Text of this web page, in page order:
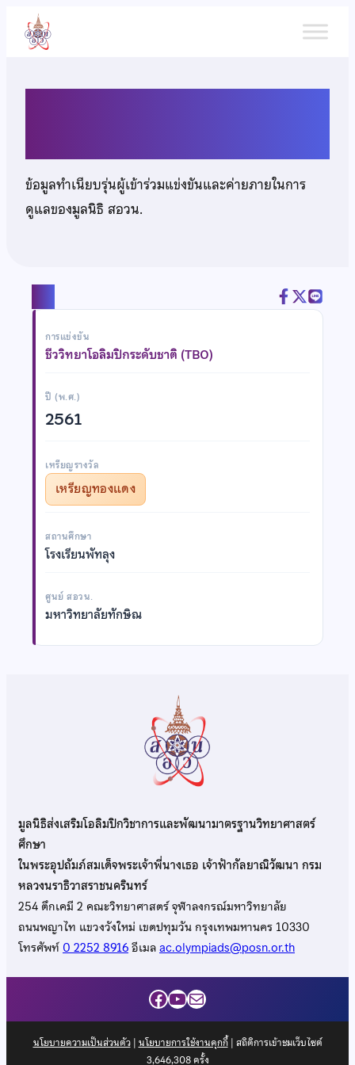
เนื้อหา
ข้อมูลทำเนียบรุ่นผู้เข้าร่วมแข่งขันและค่ายภายในการ
ดูแลของมูลนิธิ สอวน.
การแข่งขัน
ชีววิทยาโอลิมปิกระดับชาติ (TBO)
ปี (พ.ศ.)
2561
เหรียญรางวัล
เหรียญทองแดง
สถานศึกษา
โรงเรียนพัทลุง
ศูนย์ สอวน.
มหาวิทยาลัยทักษิณ
มูลนิธิส่งเสริมโอลิมปิกวิชาการและพัฒนามาตรฐานวิทยาศาสตร์
ศึกษา
ในพระอุปถัมภ์สมเด็จพระเจ้าพี่นางเธอ เจ้าฟ้ากัลยาณิวัฒนา กรม
หลวงนราธิวาสราชนครินทร์
254 ตึกเคมี 2 คณะวิทยาศาสตร์ จุฬาลงกรณ์มหาวิทยาลัย
ถนนพญาไท แขวงวังใหม่ เขตปทุมวัน กรุงเทพมหานคร 10330
โทรศัพท์0 2252 8916อีเมลac.olympiads@posn.or.th
Facebook
YouTube
Mail
นโยบายความเป็นส่วนตัว| นโยบายการใช้งานคุกกี้| สถิติการเข้าชมเว็บไซต์
3,646,308ครั้ง